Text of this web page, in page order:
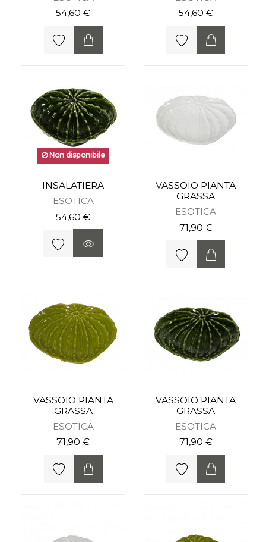
54,60 €
54,60 €
Non disponibile
INSALATIERA
ESOTICA
54,60 €
VASSOIO PIANTA
GRASSA
ESOTICA
71,90 €
VASSOIO PIANTA
GRASSA
ESOTICA
71,90 €
VASSOIO PIANTA
GRASSA
ESOTICA
71,90 €